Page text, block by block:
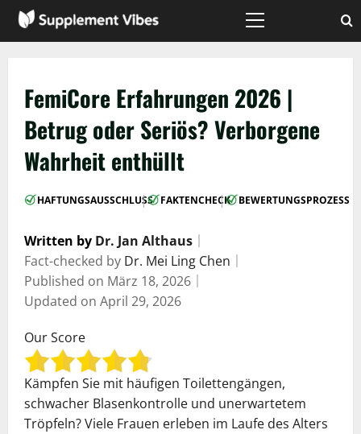
Zum
Inhalt
Hauptmenü
FemiCore Erfahrungen 2026 |
Betrug oder Seriös? Verborgene
Wahrheit enthüllt
HAFTUNGSAUSSCHLUSS
| FAKTENCHECK
| BEWERTUNGSPROZESS
Written by Dr. Jan Althaus
Fact-checked by Dr. Mei Ling Chen
Published on März 18, 2026
Updated on April 29, 2026
Our Score
Kämpfen Sie mit häufigen Toilettengängen,
schwacher Blasenkontrolle und unerwartetem
Tröpfeln? Viele Frauen erleben im Laufe des Alters